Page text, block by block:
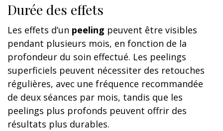
Durée des effets
Les effets d’un peeling peuvent être visibles
pendant plusieurs mois, en fonction de la
profondeur du soin effectué. Les peelings
superficiels peuvent nécessiter des retouches
régulières, avec une fréquence recommandée
de deux séances par mois, tandis que les
peelings plus profonds peuvent offrir des
résultats plus durables.